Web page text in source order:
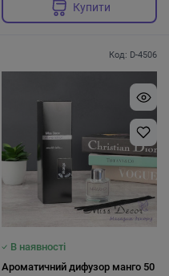
Купити
Код: D-4506
В наявності
Ароматичний дифузор манго 50